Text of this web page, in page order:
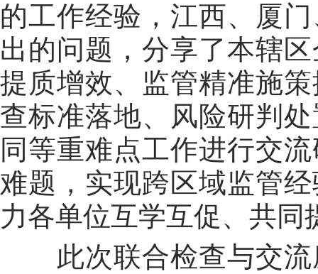
的工作经验，江西、厦
出的问题，分享了本辖
提质增效、监管精准施
查标准落地、风险研判
同等重难点工作进行交
难题，实现跨区域监管
力各单位互学互促、共同
此次联合检查与交